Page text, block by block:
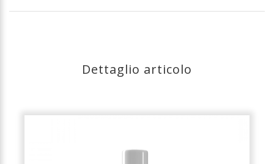
Dettaglio articolo